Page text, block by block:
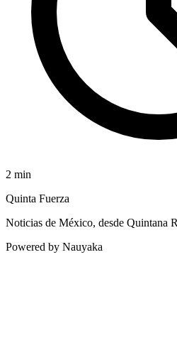
2 min
Quinta Fuerza
Noticias de México, desde Quintana
Powered by Nauyaka